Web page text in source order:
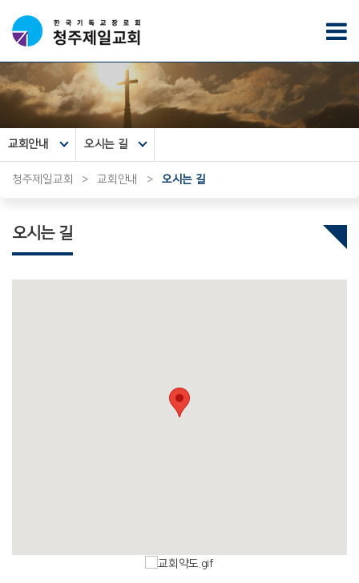
교회안내 오시는 길
청주제일교회 > 교회안내 > 오시는 길
오시는 길